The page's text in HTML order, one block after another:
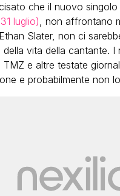
che il nuovo
luglio), non affrontano
Slater, non ci
vita della cantante. I
e altre testate
e probabilmente non